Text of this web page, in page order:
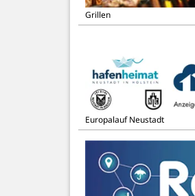
Grillen
Europalauf Neustadt